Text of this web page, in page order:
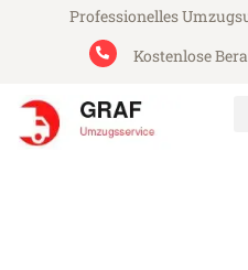
Professionelles
Kostenlose